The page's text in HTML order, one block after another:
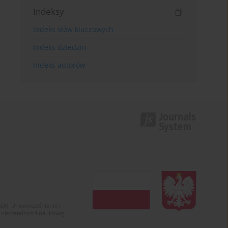
Indeksy
Indeks słów kluczowych
Indeks dziedzin
Indeks autorów